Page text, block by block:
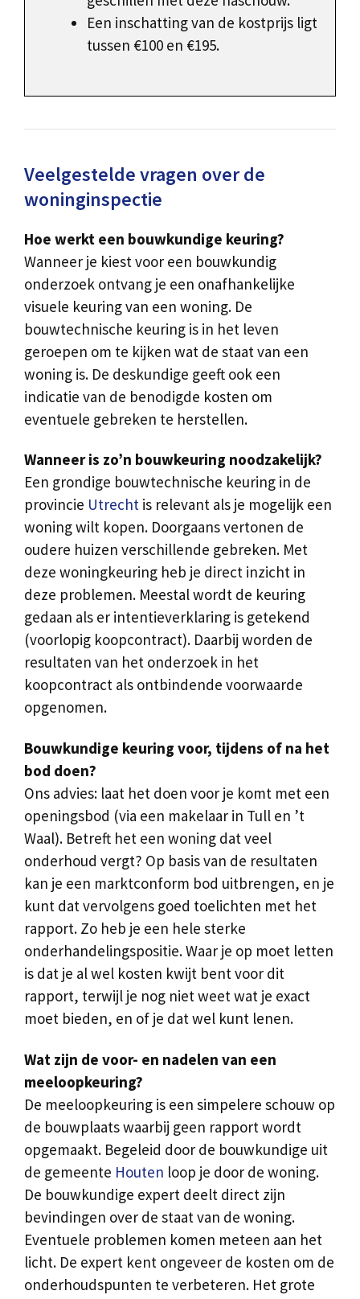
Een inschatting van de kostprijs ligt
tussen €100 en €195.
Veelgestelde vragen over de
woninginspectie
Hoe werkt een bouwkundige keuring?
Wanneer je kiest voor een bouwkundig
onderzoek ontvang je een onafhankelijke
visuele keuring van een woning. De
bouwtechnische keuring is in het leven
geroepen om te kijken wat de staat van een
woning is. De deskundige geeft ook een
indicatie van de benodigde kosten om
eventuele gebreken te herstellen.
Wanneer is zo’n bouwkeuring noodzakelijk?
Een grondige bouwtechnische keuring in de
provincie Utrecht is relevant als je mogelijk een
woning wilt kopen. Doorgaans vertonen de
oudere huizen verschillende gebreken. Met
deze woningkeuring heb je direct inzicht in
deze problemen. Meestal wordt de keuring
gedaan als er intentieverklaring is getekend
(voorlopig koopcontract). Daarbij worden de
resultaten van het onderzoek in het
koopcontract als ontbindende voorwaarde
opgenomen.
Bouwkundige keuring voor, tijdens of na het
bod doen?
Ons advies: laat het doen voor je komt met een
openingsbod (via een makelaar in Tull en ’t
Waal). Betreft het een woning dat veel
onderhoud vergt? Op basis van de resultaten
kan je een marktconform bod uitbrengen, en je
kunt dat vervolgens goed toelichten met het
rapport. Zo heb je een hele sterke
onderhandelingspositie. Waar je op moet letten
is dat je al wel kosten kwijt bent voor dit
rapport, terwijl je nog niet weet wat je exact
moet bieden, en of je dat wel kunt lenen.
Wat zijn de voor- en nadelen van een
meeloopkeuring?
De meeloopkeuring is een simpelere schouw op
de bouwplaats waarbij geen rapport wordt
opgemaakt. Begeleid door de bouwkundige uit
de gemeente Houten loop je door de woning.
De bouwkundige expert deelt direct zijn
bevindingen over de staat van de woning.
Eventuele problemen komen meteen aan het
licht. De expert kent ongeveer de kosten om de
onderhoudspunten te verbeteren. Het grote